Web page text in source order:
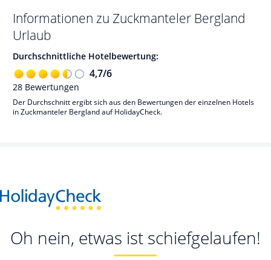
Informationen zu Zuckmanteler Bergland
Urlaub
Durchschnittliche Hotelbewertung:
4,7/6
28 Bewertungen
Der Durchschnitt ergibt sich aus den Bewertungen der einzelnen Hotels
in Zuckmanteler Bergland auf HolidayCheck.
Oh nein, etwas ist schiefgelaufen!